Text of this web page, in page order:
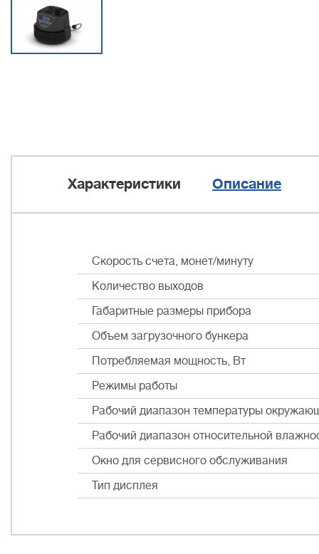
Характеристики Описание
Скорость счета, монет/минуту
Количество выходов
Габаритные размеры прибора
Объем загрузочного бункера
Потребляемая мощность, Вт
Режимы работы
Рабочий диапазон температуры
Рабочий диапазон относительной
Окно для сервисного обслуживания
Тип дисплея